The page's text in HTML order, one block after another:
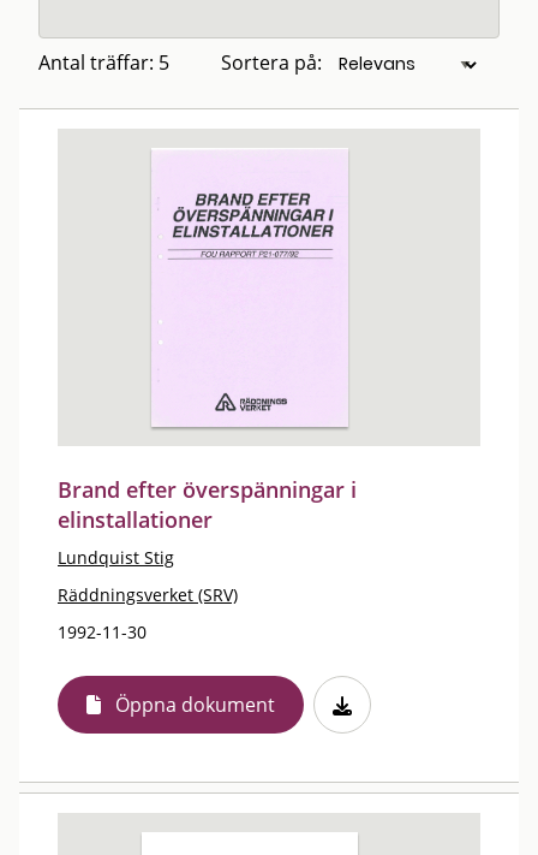
Antal träffar: 5 Sortera på:
Brand efter överspänningar i
elinstallationer
Lundquist Stig
Räddningsverket (SRV)
1992-11-30
Öppna dokument